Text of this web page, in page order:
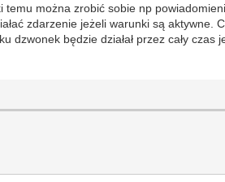
temu można zrobić sobie np
zdarzenie jeżeli warunki są
dzwonek będzie działał przez cały